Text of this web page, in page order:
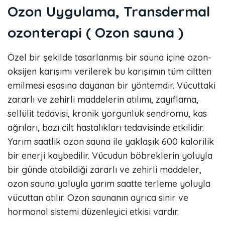
Ozon Uygulama, Transdermal
ozonterapi ( Ozon sauna )
Özel bir şekilde tasarlanmış bir sauna içine ozon-
oksijen karışımı verilerek bu karışımın tüm ciltten
emilmesi esasına dayanan bir yöntemdir. Vücuttaki
zararlı ve zehirli maddelerin atılımı, zayıflama,
sellülit tedavisi, kronik yorgunluk sendromu, kas
ağrıları, bazı cilt hastalıkları tedavisinde etkilidir.
Yarım saatlik ozon sauna ile yaklaşık 600 kalorilik
bir enerji kaybedilir. Vücudun böbreklerin yoluyla
bir günde atabildiği zararlı ve zehirli maddeler,
ozon sauna yoluyla yarım saatte terleme yoluyla
vücuttan atılır. Ozon saunanın ayrıca sinir ve
hormonal sistemi düzenleyici etkisi vardır.